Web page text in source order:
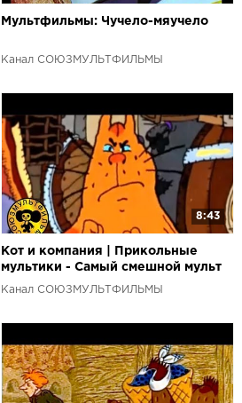
Мультфильмы: Чучело-мяучело
Канал СОЮЗМУЛЬТФИЛЬМЫ
8:43
Кот и компания | Прикольные
мультики - Самый смешной мульт
для взрослых
Канал СОЮЗМУЛЬТФИЛЬМЫ